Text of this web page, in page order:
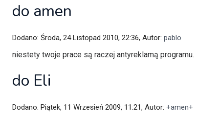
do amen
Dodano: Środa, 24 Listopad 2010, 22:36, Autor: pablo
niestety twoje prace są raczej antyreklamą programu.
do Eli
Dodano: Piątek, 11 Wrzesień 2009, 11:21, Autor: +amen+